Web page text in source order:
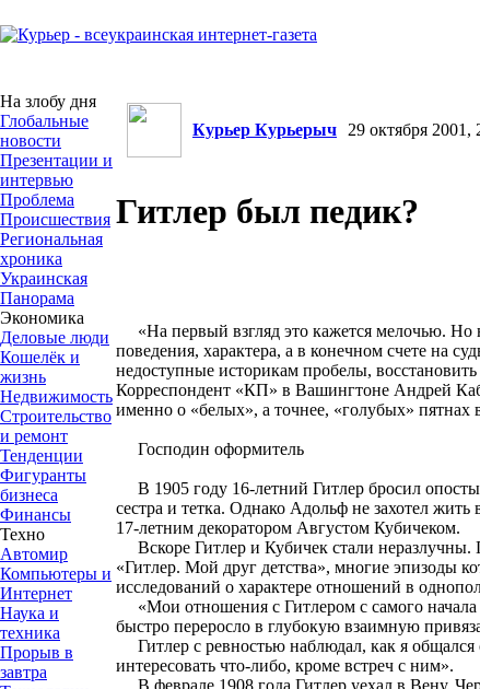
На злобу дня
Глобальные
новости
Презентации и
интервью
Проблема
Происшествия
Региональная
хроника
Украинская
Панорама
Экономика
Деловые люди
Кошелёк и
жизнь
Недвижимость
Строительство
и ремонт
Тенденции
Фигуранты
бизнеса
Финансы
Техно
Автомир
Компьютеры и
Интернет
Наука и
техника
Прорыв в
завтра
Курьер Курьерыч 29 октября 2001,
Гитлер был педик?
«На первый взгляд это кажется мелочью. Но
поведения, характера, а в конечном счете на
недоступные историкам пробелы,
Корреспондент «КП» в Вашингтоне Андрей
именно о «белых», а точнее, «голубых» пятнах
Господин оформитель
В 1905 году 16-летний Гитлер бросил
сестра и тетка. Однако Адольф не захотел
17-летним декоратором Августом Кубичеком.
Вскоре Гитлер и Кубичек стали неразлучны.
«Гитлер. Мой друг детства», многие эпизоды
исследований о характере отношений в
«Мои отношения с Гитлером с самого начала
быстро переросло в глубокую взаимную
Гитлер с ревностью наблюдал, как я
интересовать что-либо, кроме встреч с ним».
В феврале 1908 года Гитлер уехал в Вену.